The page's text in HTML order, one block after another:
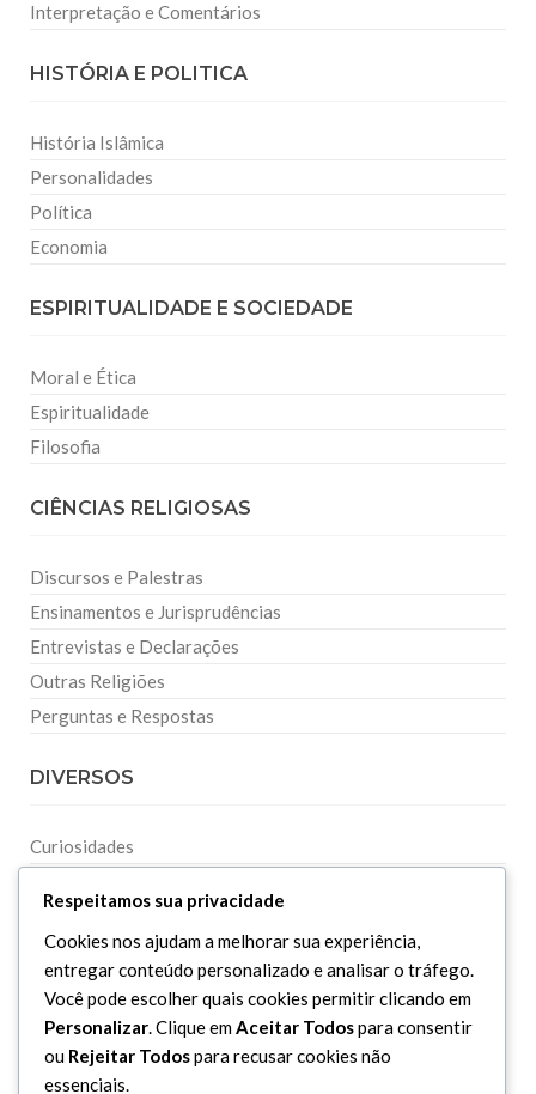
Interpretação e Comentários
HISTÓRIA E POLITICA
História Islâmica
Personalidades
Política
Economia
ESPIRITUALIDADE E SOCIEDADE
Moral e Ética
Espiritualidade
Filosofia
CIÊNCIAS RELIGIOSAS
Discursos e Palestras
Ensinamentos e Jurisprudências
Entrevistas e Declarações
Outras Religiões
Perguntas e Respostas
DIVERSOS
Curiosidades
Downloads
Respeitamos sua privacidade
Cookies nos ajudam a melhorar sua experiência,
entregar conteúdo personalizado e analisar o tráfego.
Você pode escolher quais cookies permitir clicando em
Personalizar. Clique emAceitar Todospara consentir
ou Rejeitar Todospara recusar cookies não
essenciais.